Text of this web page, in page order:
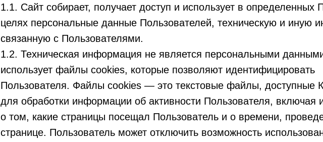
1.1. Сайт собирает, получает доступ и использует в определенных
целях персональные данные Пользователей, техническую и иную
связанную с Пользователями.
1.2. Техническая информация не является персональными
использует файлы cookies, которые позволяют идентифицировать
Пользователя. Файлы cookies — это текстовые файлы, доступные
для обработки информации об активности Пользователя,
о том, какие страницы посещал Пользователь и о времени,
странице. Пользователь может отключить возможность